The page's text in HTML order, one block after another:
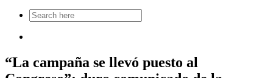
Search
for:
“La campaña se llevó puesto al